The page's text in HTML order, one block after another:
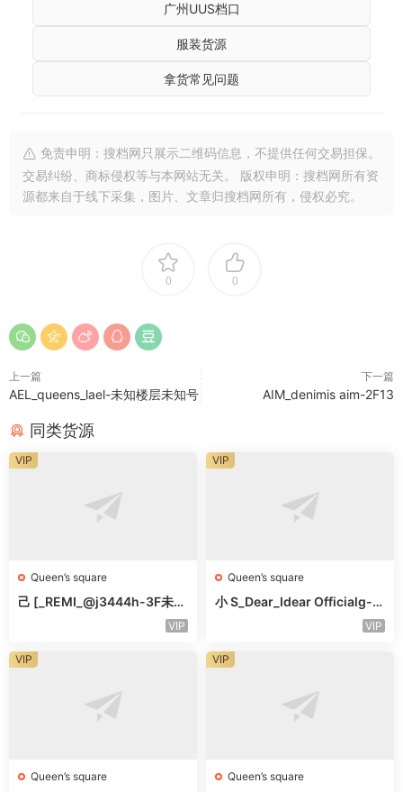
广州UUS档口
服装货源
拿货常见问题
免责申明：搜档网只展示二维码信息，不提供任何交易担保。
交易纠纷、商标侵权等与本网站无关。 版权申明：搜档网所有资
源都来自于线下采集，图片、文章归搜档网所有，侵权必究。
0 0
上一篇
AEL_queens_lael-未知楼层未知号
下一篇
AIM_denimis aim-2F13
同类货源
Queen’s square
己 [_REMI_@j3444h-3F未知
VIP
VIP
Queen’s square
小 S_Dear_Idear Officialg-3
VIP
VIP
Queen’s square
VIP
Queen’s square
VIP